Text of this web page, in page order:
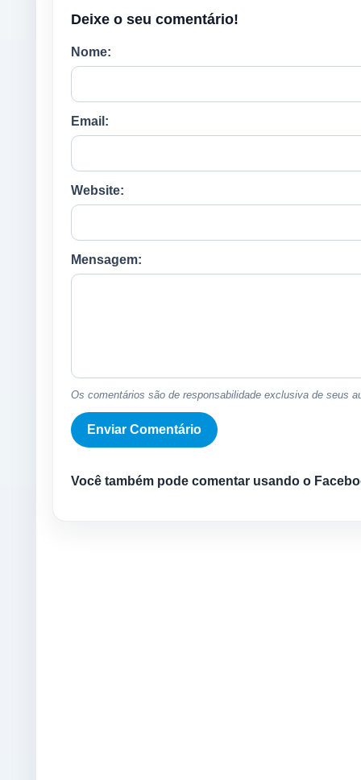
Deixe o seu comentário!
Nome:
Email:
Website:
Mensagem:
Os comentários são de responsabilidade exclusiva de seus
Você também pode comentar usando o